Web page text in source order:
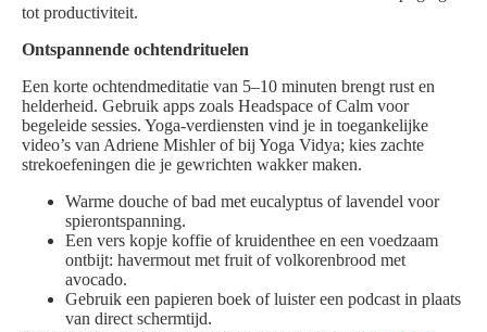
tot productiviteit.
Ontspannende ochtendrituelen
Een korte ochtendmeditatie van 5–10 minuten brengt rust en
helderheid. Gebruik apps zoals Headspace of Calm voor
begeleide sessies. Yoga-verdiensten vind je in toegankelijke
video’s van Adriene Mishler of bij Yoga Vidya; kies zachte
strekoefeningen die je gewrichten wakker maken.
Warme douche of bad met eucalyptus of lavendel voor
spierontspanning.
Een vers kopje koffie of kruidenthee en een voedzaam
ontbijt: havermout met fruit of volkorenbrood met
avocado.
Gebruik een papieren boek of luister een podcast in plaats
van direct schermtijd.